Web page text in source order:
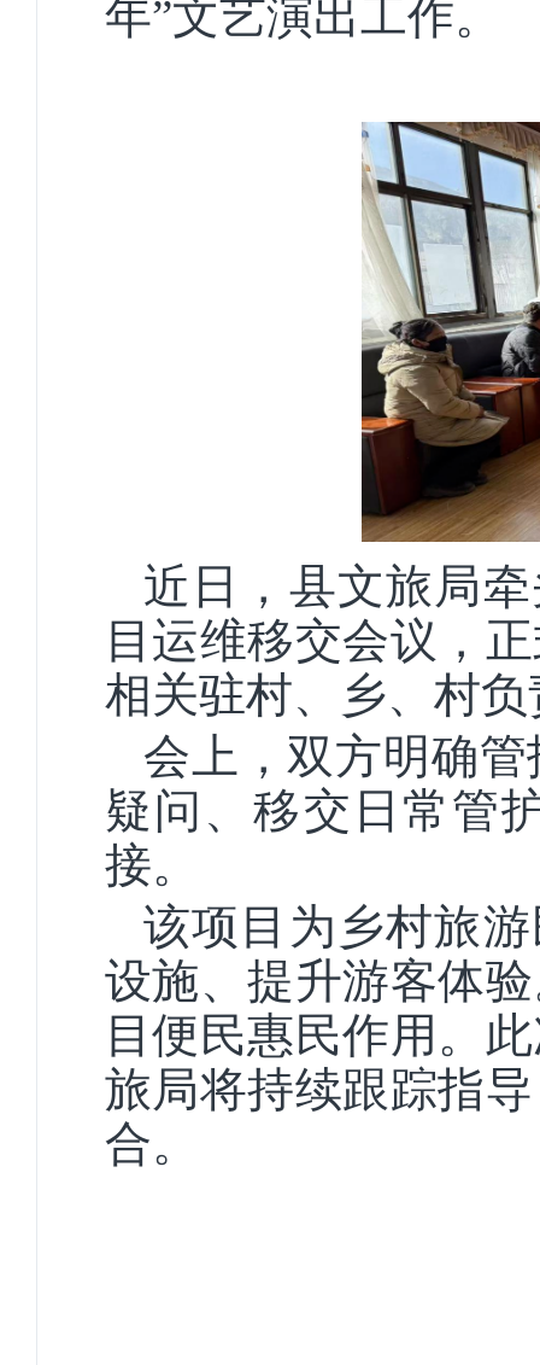
年”文艺演出工作。
近日，县文旅局
目运维移交会议，
相关驻村、乡、村
会上，双方明确
疑问、移交日常管
接。
该项目为乡村旅
设施、提升游客体
目便民惠民作用。
旅局将持续跟踪指
合。